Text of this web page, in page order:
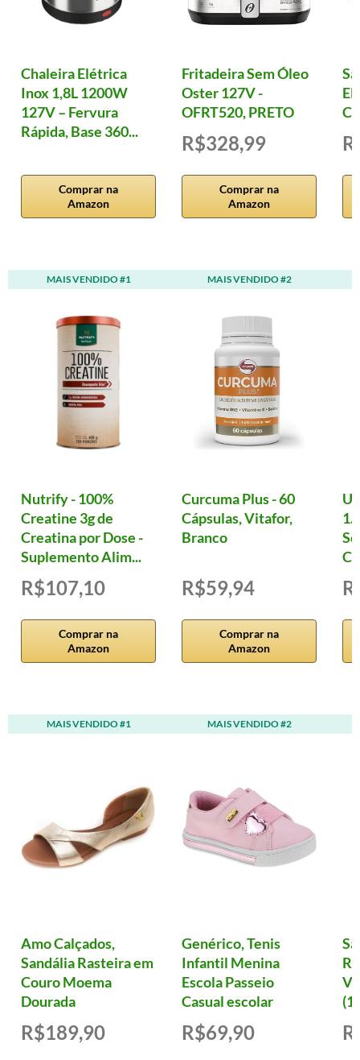
Chaleira Elétrica
Inox 1,8L 1200W
127V – Fervura
Rápida, Base 360...
Comprar na
Amazon
Fritadeira Sem Óleo
Oster 127V -
OFRT520, PRETO
R$328,99
Comprar na
Amazon
MAIS VENDIDO #1
Nutrify - 100%
Creatine 3g de
Creatina por Dose -
Suplemento Alim...
R$107,10
Comprar na
Amazon
MAIS VENDIDO #2
Curcuma Plus - 60
Cápsulas, Vitafor,
Branco
R$59,94
Comprar na
Amazon
MAIS VENDIDO #1
Amo Calçados,
Sandália Rasteira em
Couro Moema
Dourada
R$189,90
MAIS VENDIDO #2
Genérico, Tenis
Infantil Menina
Escola Passeio
Casual escolar
R$69,90